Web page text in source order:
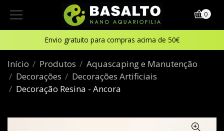
Envio gratuito para compras acima de 50€
0
Início Produtos
Aquascaping e Manutenção
Decorações
Decorações Artificiais
Decoração Resina - Ancora